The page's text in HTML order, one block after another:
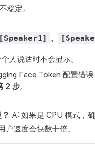
稳定。
[Speaker1] 、
人说话时不会显示。
Face Token 配置错
2 步。
A: 如果是 CPU 模式，
户速度会快数十倍。